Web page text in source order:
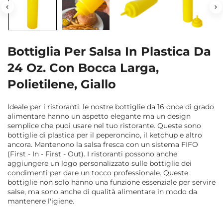
Bottiglia Per Salsa In Plastica Da
24 Oz. Con Bocca Larga,
Polietilene, Giallo
Ideale per i ristoranti: le nostre bottiglie da 16 once di grado
alimentare hanno un aspetto elegante ma un design
semplice che puoi usare nel tuo ristorante. Queste sono
bottiglie di plastica per il peperoncino, il ketchup e altro
ancora. Mantenono la salsa fresca con un sistema FIFO
(First - In - First - Out). I ristoranti possono anche
aggiungere un logo personalizzato sulle bottiglie dei
condimenti per dare un tocco professionale. Queste
bottiglie non solo hanno una funzione essenziale per servire
salse, ma sono anche di qualità alimentare in modo da
mantenere l'igiene.